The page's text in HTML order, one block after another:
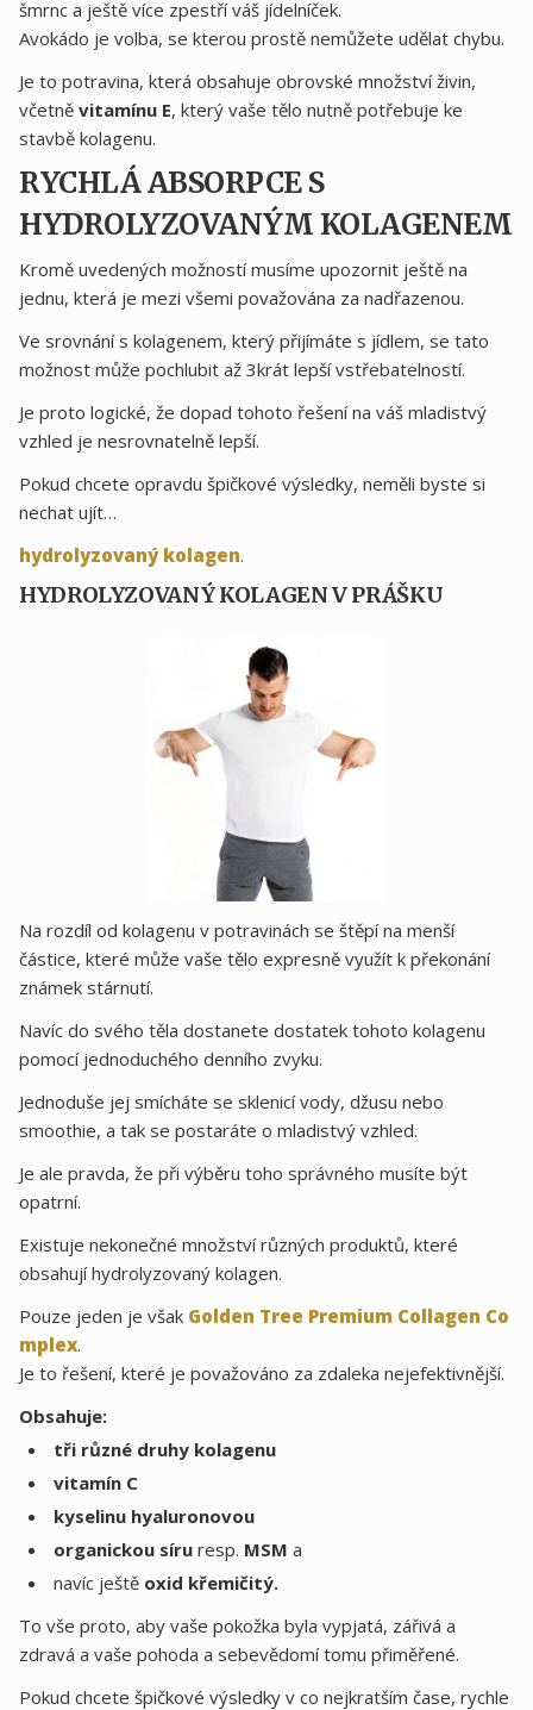
šmrnc a ještě více zpestří váš jídelníček.
Avokádo je volba, se kterou prostě nemůžete udělat chybu.
Je to potravina, která obsahuje obrovské množství živin,
včetně vitamínu E, který vaše tělo nutně potřebuje ke
stavbě kolagenu.
RYCHLÁ ABSORPCE S
HYDROLYZOVANÝM KOLAGENEM
Kromě uvedených možností musíme upozornit ještě na
jednu, která je mezi všemi považována za nadřazenou.
Ve srovnání s kolagenem, který přijímáte s jídlem, se tato
možnost může pochlubit až 3krát lepší vstřebatelností.
Je proto logické, že dopad tohoto řešení na váš mladistvý
vzhled je nesrovnatelně lepší.
Pokud chcete opravdu špičkové výsledky, neměli byste si
nechat ujít…
hydrolyzovaný kolagen.
HYDROLYZOVANÝ KOLAGEN V PRÁŠKU
Na rozdíl od kolagenu v potravinách se štěpí na menší
částice, které může vaše tělo expresně využít k překonání
známek stárnutí.
Navíc do svého těla dostanete dostatek tohoto kolagenu
pomocí jednoduchého denního zvyku.
Jednoduše jej smícháte se sklenicí vody, džusu nebo
smoothie, a tak se postaráte o mladistvý vzhled.
Je ale pravda, že při výběru toho správného musíte být
opatrní.
Existuje nekonečné množství různých produktů, které
obsahují hydrolyzovaný kolagen.
Pouze jeden je však Golden Tree Premium Collagen Co
mplex.
Je to řešení, které je považováno za zdaleka nejefektivnější.
Obsahuje:
tři různé druhy kolagenu
vitamín C
kyselinu hyaluronovou
organickou síru resp. MSM a
navíc ještě oxid křemičitý.
To vše proto, aby vaše pokožka byla vypjatá, zářivá a
zdravá a vaše pohoda a sebevědomí tomu přiměřené.
Pokud chcete špičkové výsledky v co nejkratším čase, rychle